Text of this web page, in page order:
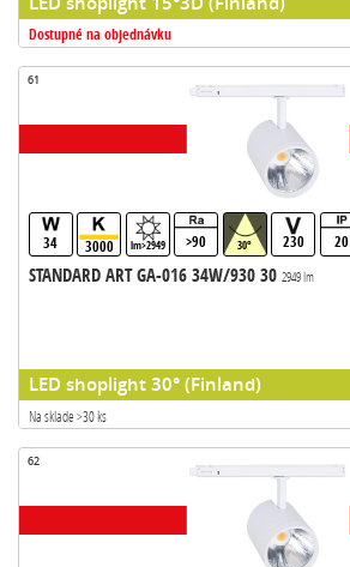
Dostupné na objednávku
61
34 3000 lm>2949 >90 30° 230 20
STANDARD ART GA-016 34W/930 30 2949 lm
LED shoplight 30° (Finland)
Na sklade >30 ks
62